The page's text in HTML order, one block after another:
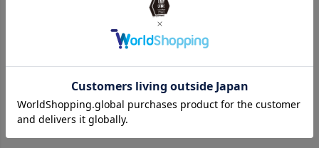
く感じるかと思いますが、その分通常利用で眩しくはありま
がポイントです。夜中に点灯しても眩しすぎる事がありませ
ん。
※弱から長押しで無段階調光も可能です。